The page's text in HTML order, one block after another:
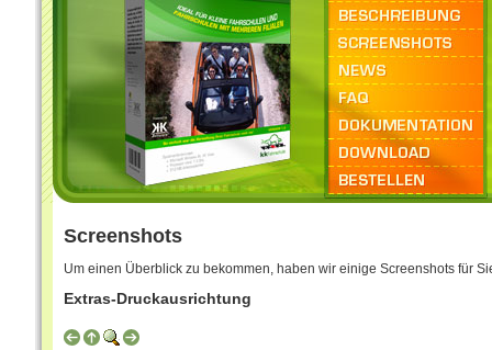
Screenshots
Um einen Überblick zu bekommen, haben wir einige Screenshots für
Extras-Druckausrichtung